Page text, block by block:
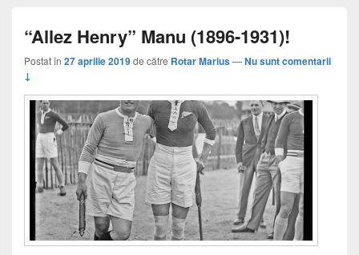
“Allez Henry” Manu (1896-1931)!
Postat în 27 aprilie 2019de către Rotar Marius—Nu sunt comentarii
↓